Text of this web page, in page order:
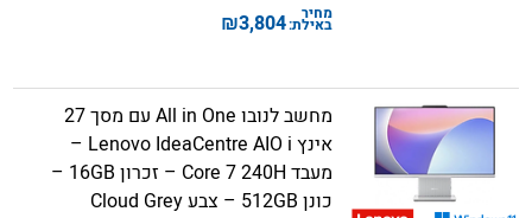
מחיר
באילת:3,804
₪
מחשב לנובו All in One עם מסך 27
אינץ Lenovo IdeaCentre AIO i –
מעבד Core 7 240H – זכרון 16GB –
כונן 512GB – צבע Cloud Grey